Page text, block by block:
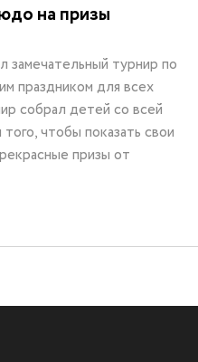
на призы
турнир по
праздником для всех
собрал детей со всей
чтобы показать свои
призы от